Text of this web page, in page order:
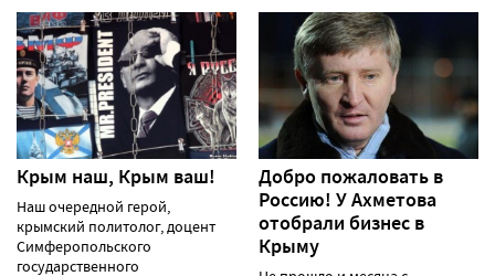
Крым наш, Крым ваш!
Наш очередной герой,
крымский политолог, доцент
Симферопольского
государственного
Добро пожаловать в
Россию! У Ахметова
отобрали бизнес в
Крыму